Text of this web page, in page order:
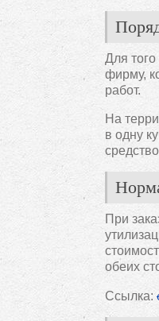
Для того
фирму,
работ.
На
в одну
При
обеих
Ссылка: